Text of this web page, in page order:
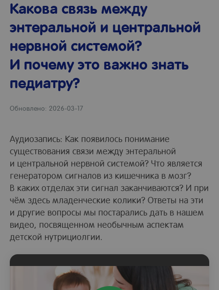
Какова связь между
энтеральной и центральной
нервной системой?
И почему это важно знать
педиатру?
Обновлено: 2026-03-17
Аудиозапись: Как появилось понимание
существования связи между энтеральной
и центральной нервной системой? Что является
генератором сигналов из кишечника в мозг?
В каких отделах эти сигнал заканчиваются? И при
чём здесь младенческие колики? Ответы на эти
и другие вопросы мы постарались дать в нашем
видео, посвященном необычным аспектам
детской нутрициолгии.